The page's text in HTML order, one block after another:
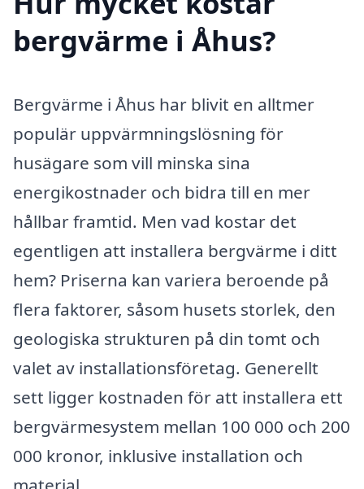
bergvärme i Åhus?
Bergvärme i Åhus har blivit en alltmer
populär uppvärmningslösning för
husägare som vill minska sina
energikostnader och bidra till en mer
hållbar framtid. Men vad kostar det
egentligen att installera bergvärme i ditt
hem? Priserna kan variera beroende på
flera faktorer, såsom husets storlek, den
geologiska strukturen på din tomt och
valet av installationsföretag. Generellt
sett ligger kostnaden för att installera ett
bergvärmesystem mellan 100 000 och 200
000 kronor, inklusive installation och